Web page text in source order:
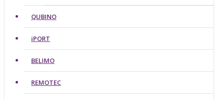
QUBINO
iPORT
BELIMO
REMOTEC